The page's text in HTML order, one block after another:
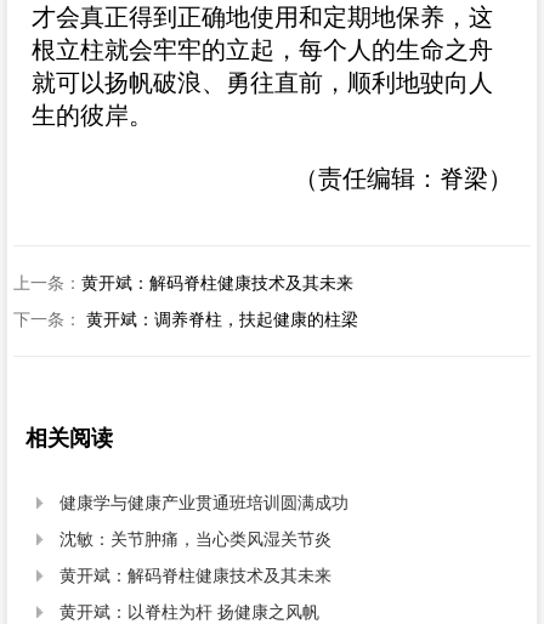
才会真正得到正确地使用和定期地保养，这
根立柱就会牢牢的立起，每个人的生命之舟
就可以扬帆破浪、勇往直前，顺利地驶向人
生的彼岸。
（责任编辑：脊梁）
上一条： 黄开斌：解码脊柱健康技术及其未来
下一条： 黄开斌：调养脊柱，扶起健康的柱梁
相关阅读
 健康学与健康产业贯通班培训圆满成功
 沈敏：关节肿痛，当心类风湿关节炎
 黄开斌：解码脊柱健康技术及其未来
 黄开斌：以脊柱为杆 扬健康之风帆